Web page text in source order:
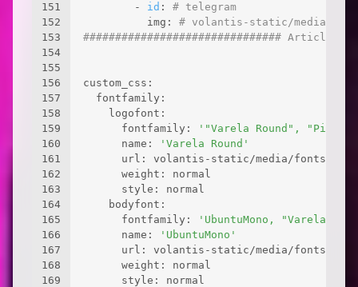
151
152
153
154
155
156
157
158
159
160
161
162
163
164
165
166
167
168
169
        -
id : # telegram
          img:
# volantis-static/media/
############################### Article
custom_css:
  fontfamily:
    logofont:
      fontfamily:
'"Varela Round",
      name:
'Varela Round'
url: volantis-static/media/fonts/
      weight: normal
      style: normal
    bodyfont:
      fontfamily:
'UbuntuMono, "Varela
      name:
'UbuntuMono'
url: volantis-static/media/fonts/
      weight: normal
      style: normal